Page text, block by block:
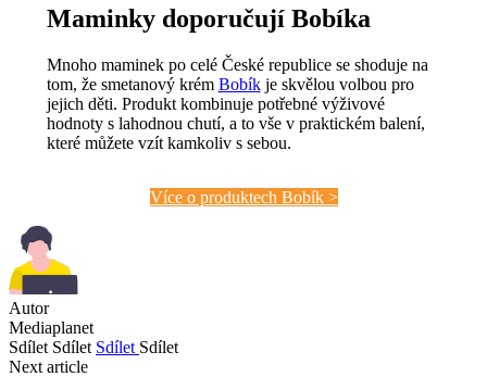
Maminky doporučují Bobíka
Mnoho maminek po celé České republice se shoduje na
tom, že smetanový krém Bobíkje skvělou volbou pro
jejich děti. Produkt kombinuje potřebné výživové
hodnoty s lahodnou chutí, a to vše v praktickém balení,
které můžete vzít kamkoliv s sebou.
Více o produktech Bobík >
Autor
Mediaplanet
Sdílet Sdílet Sdílet Sdílet
Next article